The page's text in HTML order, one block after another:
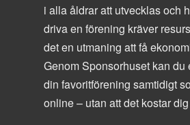
i alla åldrar att utvecklas och
driva en förening kräver
det en utmaning att få
Genom Sponsorhuset kan du
din favoritförening samtidigt
online – utan att det kostar